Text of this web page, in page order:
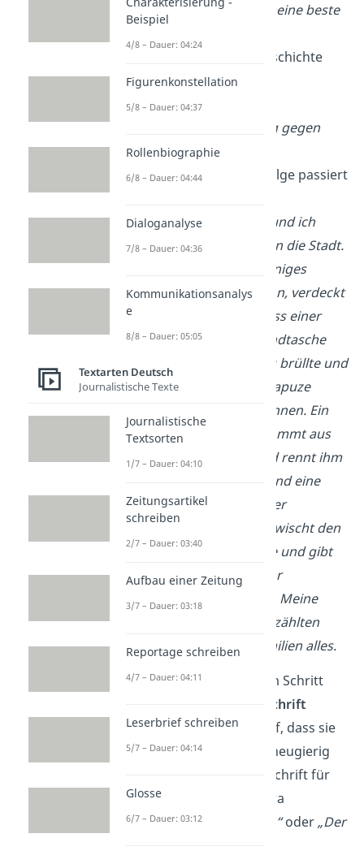
Sicherheitsmann, meine beste
Wann findet die Geschichte
statt?
→ An einem
Samstagnachmittag gegen
15:00 Uhr.
In welcher Reihenfolge passiert
→ Meine Freundin und ich
gingen zusammen in die Stadt.
Wir hatten schon einiges
eingekauft. Ein Mann, verdeckt
mit einer Kapuze, riss einer
älteren Frau ihr Handtasche
weg. Die ältere Frau brüllte und
der Mann mit der Kapuze
versuchte wegzurennen. Ein
Sicherheitsmann kommt aus
einem Geschäft und rennt ihm
hinterher. Es entstand eine
Verfolgungsjagd. Der
Sicherheitsmann erwischt den
Mann in der Kapuze und gibt
der älteren Dame ihr
Handtasche wieder. Meine
Freundin und ich erzählten
später unseren Familien alles.
Du solltest dir in diesem Schritt
Überschrift
überlegen. Achte darauf, dass sie
kurz ist und den Leser neugierig
macht. Eine gute Überschrift für
unser Beispiel wäre etwa
„Diebstahl im Kaufhaus“oder„Der
Beispiel
4/8 – Dauer: 04:24
Figurenkonstellation
5/8 – Dauer: 04:37
Rollenbiographie
6/8 – Dauer: 04:44
Dialoganalyse
7/8 – Dauer: 04:36
Kommunikationsanalys
e
8/8 – Dauer: 05:05
Textarten Deutsch
Journalistische Texte
Journalistische
Textsorten
1/7 – Dauer: 04:10
Zeitungsartikel
schreiben
2/7 – Dauer: 03:40
Aufbau einer Zeitung
3/7 – Dauer: 03:18
Reportage schreiben
4/7 – Dauer: 04:11
Leserbrief schreiben
5/7 – Dauer: 04:14
Glosse
6/7 – Dauer: 03:12